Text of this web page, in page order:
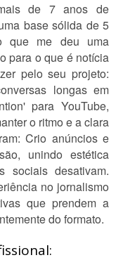
de 7 anos de
base sólida de 5
que me deu uma
para o que é notícia
pelo seu projeto:
longas em
para YouTube,
o ritmo e a clara
Crio anúncios e
unindo estética
sociais desativam.
no jornalismo
que prendem a
do formato.